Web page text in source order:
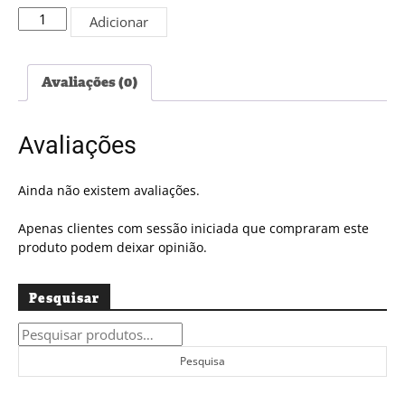
Quantidade
de
PDF
#5370
Adicionar
Avaliações (0)
Avaliações
Ainda não existem avaliações.
Apenas clientes com sessão iniciada que compraram este
produto podem deixar opinião.
Pesquisar
Pesquisar
por:
Pesquisa